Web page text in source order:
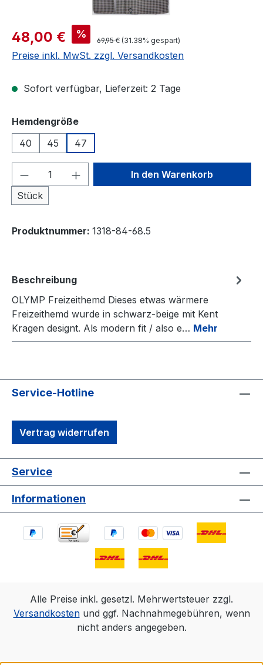
Verkaufspreis:
48,00 € % Regulärer Preis:
69,95 € (31.38% gespart)
Preise inkl. MwSt. zzgl. Versandkosten
Sofort verfügbar, Lieferzeit: 2 Tage
Hemdengrößeauswählen
40
45 47
Produkt Anzahl: Gib den
Stück
In den Warenkorb
Produktnummer: 1318-84-68.5
Beschreibung
OLYMP Freizeithemd Dieses etwas wärmere
Freizeithemd wurde in schwarz-beige mit Kent
Kragen designt. Als modern fit / also e… Mehr
Service-Hotline
Vertrag widerrufen
Service
Informationen
Alle Preise inkl. gesetzl. Mehrwertsteuer zzgl.
Versandkostenund ggf. Nachnahmegebühren, wenn
nicht anders angegeben.